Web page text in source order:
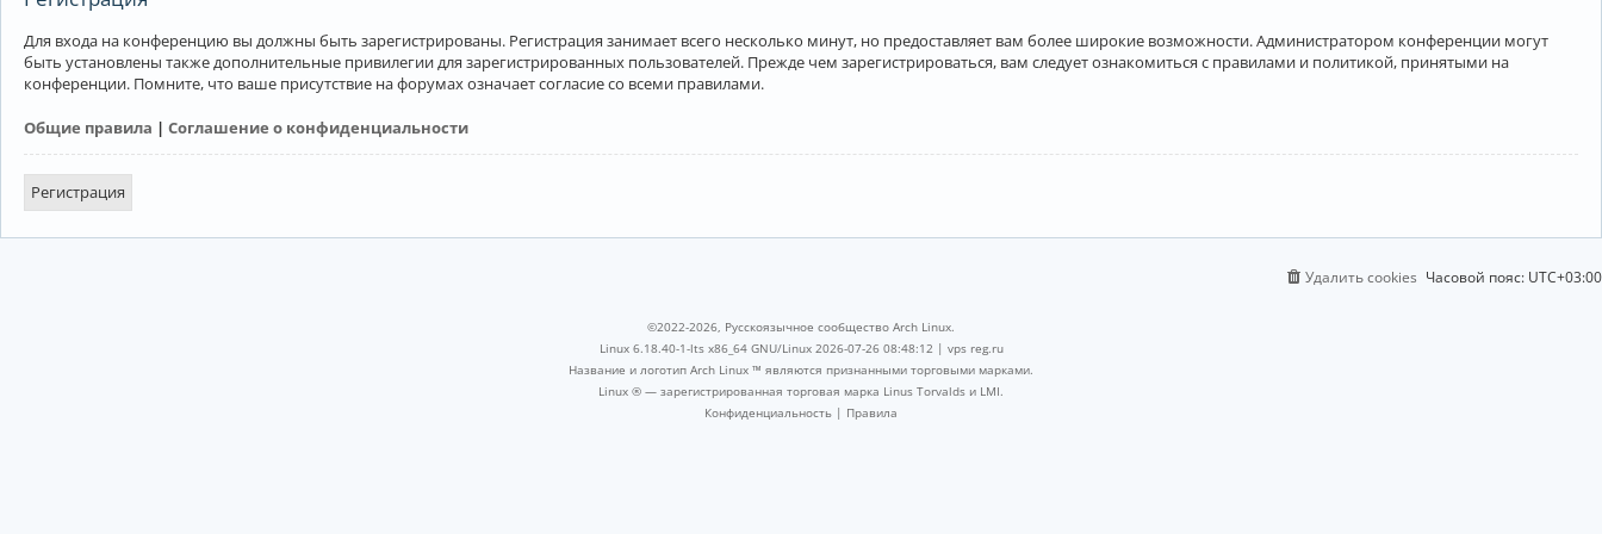
Для входа на конференцию вы должны быть зарегистрированы. Регистрация занимает всего несколько минут, но предоставляет вам более широкие возможности. Администратором конференции могут
быть установлены также дополнительные привилегии для зарегистрированных пользователей. Прежде чем зарегистрироваться, вам следует ознакомиться с правилами и политикой, принятыми на
конференции. Помните, что ваше присутствие на форумах означает согласие со всеми правилами.
Общие правила | Соглашение о конфиденциальности
Регистрация
Часовой пояс: UTC+03:00
Удалить cookies
©2022-2026, Русскоязычное сообщество Arch Linux.
Linux 6.18.40-1-lts x86_64 GNU/Linux 2026-07-26 08:48:12 | vps reg.ru
Название и логотип Arch Linux ™ являются признанными торговыми марками.
Linux ® — зарегистрированная торговая марка Linus Torvalds и LMI.
Конфиденциальность | Правила